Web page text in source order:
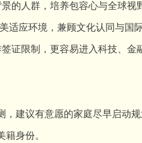
人群，培养包容心与全球视
适应环境，兼顾文化认同与国际
限制，更容易进入科技、金
建议有意愿的家庭尽早启动规
身份。